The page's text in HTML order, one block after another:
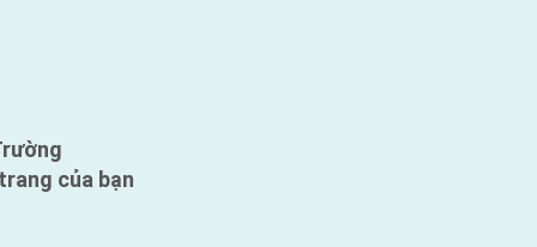
của bạn